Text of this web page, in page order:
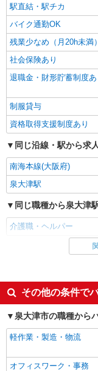
駅直結・駅チカ
バイク通勤OK
残業少なめ（月20h未満）
社会保険あり
退職金・財形貯蓄制度あ
制服貸与
資格取得支援制度あり
同じ沿線・駅から求
南海本線(大阪府)
泉大津駅
同じ職種から泉大津
介護職・ヘルパー
同じ雇用形態から泉
同じ特徴から泉大津
入社日応相談
経験者・有資格者歓迎
フリーター歓迎
その他の条件で
泉大津市の職種から
軽作業・製造・物流
オフィスワーク・事務